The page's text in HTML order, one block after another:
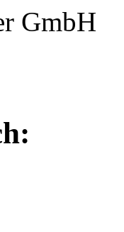
GmbH